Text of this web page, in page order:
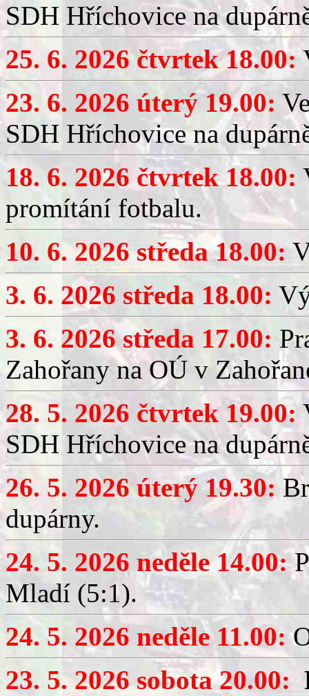
SDH Hříchovice na
25. 6. 2026 čtvrtek 18.00:
23. 6. 2026 úterý 19.00:
SDH Hříchovice na
18. 6. 2026 čtvrtek 18.00:
promítání fotbalu.
10. 6. 2026 středa 18.00:
3. 6. 2026 středa 18.00:
3. 6. 2026 středa 17.00:
Zahořany na OÚ v
28. 5. 2026 čtvrtek 19.00:
SDH Hříchovice na
26. 5. 2026 úterý 19.30:
dupárny.
24. 5. 2026 neděle 14.00:
Mladí (5:1).
24. 5. 2026 neděle 11.00:
23. 5. 2026 sobota 20.00: